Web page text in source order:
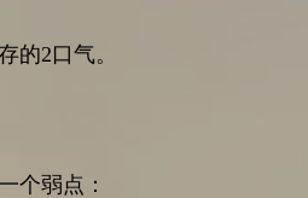
的2口气。
个弱点：